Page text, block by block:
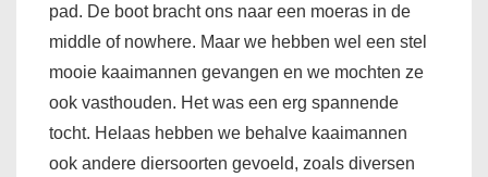
pad. De boot bracht ons naar een moeras in de
middle of nowhere. Maar we hebben wel een stel
mooie kaaimannen gevangen en we mochten ze
ook vasthouden. Het was een erg spannende
tocht. Helaas hebben we behalve kaaimannen
ook andere diersoorten gevoeld, zoals diversen